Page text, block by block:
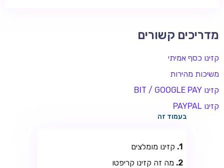
מדריכים קשורים
קזינו כסף אמיתי
משיכות מהירות
קזינו BIT / GOOGLE PAY
קזינו PAYPAL
בעמוד זה
קזינו מומלצים
מה זה קזינו קריפטו